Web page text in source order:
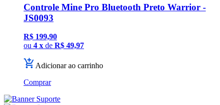
Controle Mine Pro Bluetooth Preto Warrior -
JS0093
R$ 199,90
ou 4 x de R$ 49,97
Adicionar ao carrinho
Comprar